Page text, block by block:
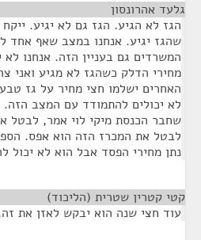
גלעד אהרונסון
הגז לא הגיע. הגז גם לא יגיע.
שהגז יגיע. אנחנו במצב שאף אחד
המשרדים גם בעניין הזה. אנחנו
מחירי הדלק כשהגז לא מגיע ואני
האחרים ישלמו חצי מחיר על גז
לא יכולים להתמודד עם המצב הזה.
שחבר הכנסת מיקי לוי אמר, לבטל
לבטל את המכרז הזה הוא אפס.
נתן מחירי הפסד אבל הוא לא יכול
קטי קטרין שטרית (הליכוד)
עוד חצי שנה הוא יבקש לאזן את